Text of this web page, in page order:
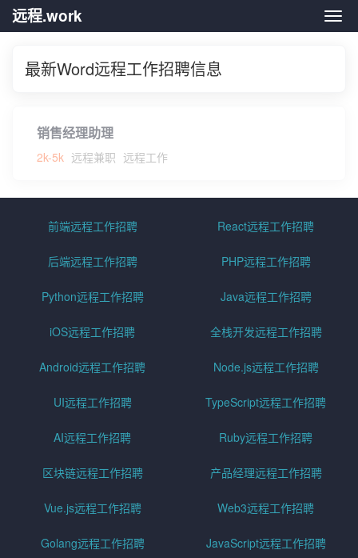
远
远程.work
最新Word远程工作招聘信息
销售经理助理
2k-5k 远程兼职 远程工作
前端远程工作招聘 React远程工作招聘
后端远程工作招聘 PHP远程工作招聘
Python远程工作招聘 Java远程工作招聘
iOS远程工作招聘 全栈开发远程工作招聘
Android远程工作招聘 Node.js远程工作招聘
UI远程工作招聘 TypeScript远程工作招聘
AI远程工作招聘 Ruby远程工作招聘
区块链远程工作招聘 产品经理远程工作招聘
Vue.js远程工作招聘 Web3远程工作招聘
Golang远程工作招聘 JavaScript远程工作招聘